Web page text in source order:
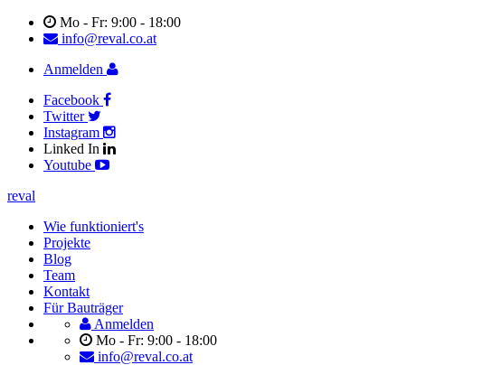
Mo - Fr: 9:00 - 18:00
info@reval.co.at
Anmelden
Facebook
Twitter
Instagram
Linked In
Youtube
reval
Wie funktioniert's
Projekte
Blog
Team
Kontakt
Für Bauträger
Anmelden
Mo - Fr: 9:00 - 18:00
info@reval.co.at